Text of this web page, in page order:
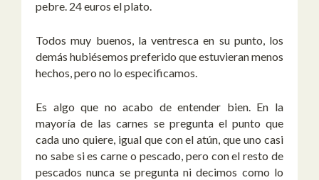
pebre. 24 euros el plato.
Todos muy buenos, la ventresca en su punto, los
demás hubiésemos preferido que estuvieran menos
hechos, pero no lo especificamos.
Es algo que no acabo de entender bien. En la
mayoría de las carnes se pregunta el punto que
cada uno quiere, igual que con el atún, que uno casi
no sabe si es carne o pescado, pero con el resto de
pescados nunca se pregunta ni decimos como lo